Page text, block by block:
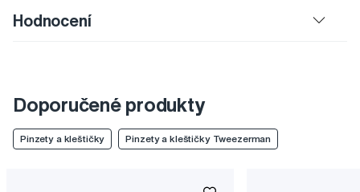
Hodnocení
Doporučené produkty
Pinzety a kleštičky Pinzety a kleštičky Tweezerman